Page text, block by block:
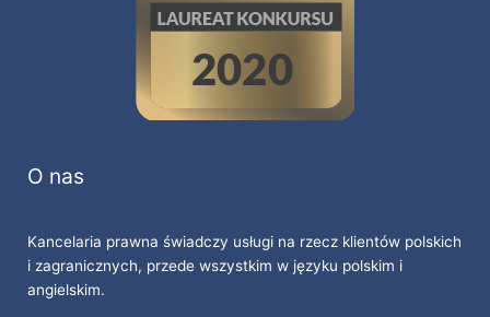
O nas
Kancelaria prawna świadczy usługi na rzecz klientów polskich
i zagranicznych, przede wszystkim w języku polskim i
angielskim.